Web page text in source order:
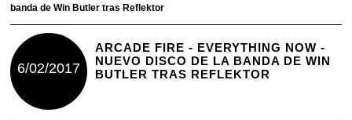
banda de Win Butler tras Reflektor
6/02/2017
ARCADE FIRE - EVERYTHING NOW -
NUEVO DISCO DE LA BANDA DE WIN
BUTLER TRAS REFLEKTOR